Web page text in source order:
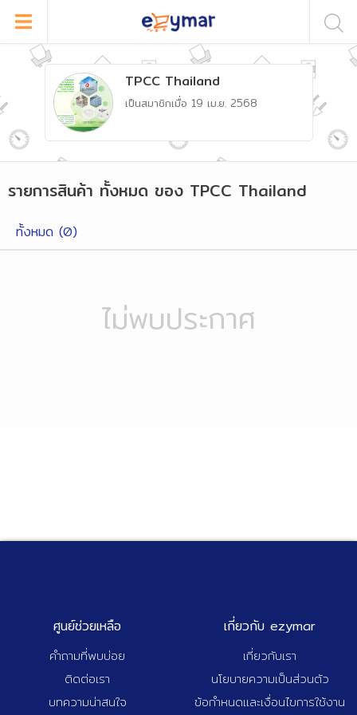
TPCC Thailand
เป็นสมาชิกเมื่อ 19 เม.ย. 2568
รายการสินค้า ทั้งหมด ของ TPCC Thailand
ทั้งหมด (0)
ไม่พบประกาศ
ศูนย์ช่วยเหลือ
คำถามที่พบบ่อย
ติดต่อเรา
บทความน่าสนใจ
เกี่ยวกับ ezymar
เกี่ยวกับเรา
นโยบายความเป็นส่วนตัว
ข้อกำหนดและเงื่อนไขการใช้งาน